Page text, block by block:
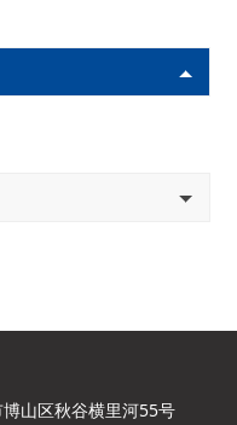
山区秋谷横里河55号